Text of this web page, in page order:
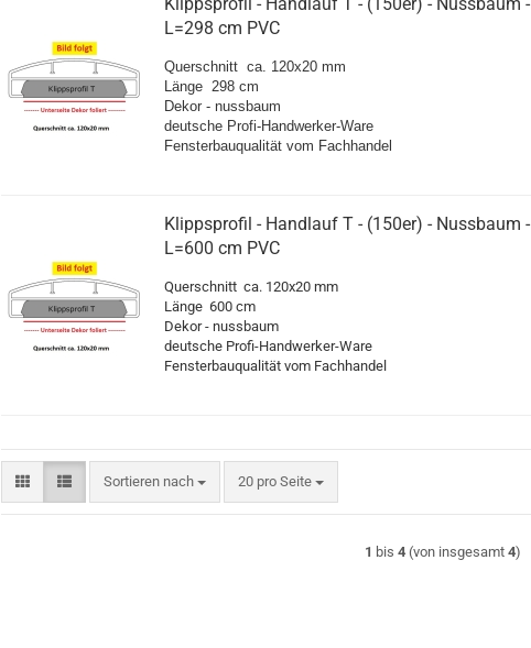
L=298 cm PVC
Querschnitt ca. 120x20 mm
Länge 298 cm
Dekor - nussbaum
deutsche Profi-Handwerker-Ware
Fensterbauqualität vom Fachhandel
Klippsprofil - Handlauf T - (150er) - Nussbaum -
L=600 cm PVC
Querschnitt ca. 120x20 mm
Länge 600 cm
Dekor - nussbaum
deutsche Profi-Handwerker-Ware
Fensterbauqualität vom Fachhandel
Sortieren nach
Sortieren nach 20 pro Seite
pro Seite
1 bis 4(von insgesamt 4)